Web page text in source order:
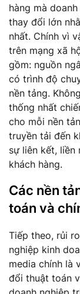
hàng mà
thay đổi lớn
nhất. Chính vì
trên mạng xã
gồm: nguồn
có trình độ
nền tảng.
thống nhất
cho mỗi nền
truyền tải đến
sự liên kết, liền
khách hàng.
Các nền
toán và
Tiếp theo, rủi
nghiệp kinh
media chính là
đổi thuật toán